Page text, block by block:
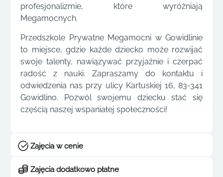
profesjonalizmie, które wyróżniają
Megamocnych.
Przedszkole Prywatne Megamocni w Gowidlinie
to miejsce, gdzie każde dziecko może rozwijać
swoje talenty, nawiązywać przyjaźnie i czerpać
radość z nauki. Zapraszamy do kontaktu i
odwiedzenia nas przy ulicy Kartuskiej 16, 83-341
Gowidlino. Pozwól swojemu dziecku stać się
częścią naszej wspaniałej społeczności!
Zajęcia w cenie
Zajęcia dodatkowo płatne